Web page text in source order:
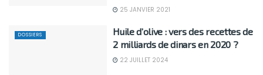
25 JANVIER 2021
DOSSIERS
Huile d’olive : vers des recettes de
2 milliards de dinars en 2020 ?
22 JUILLET 2024